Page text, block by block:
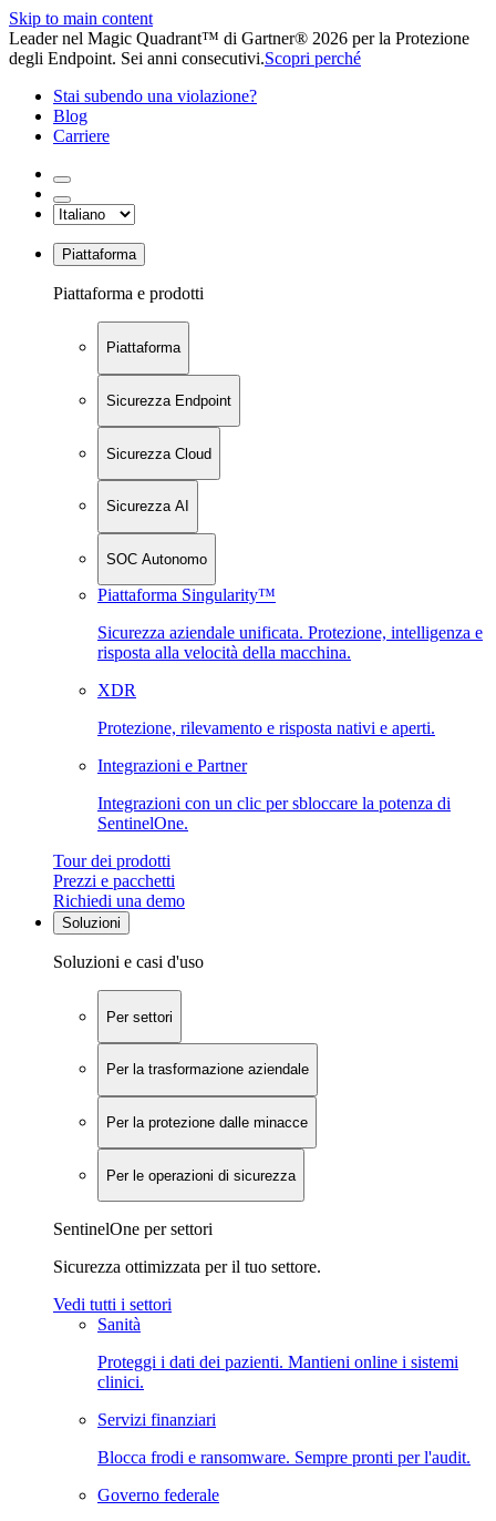
Skip to main content
Leader nel Magic Quadrant™ di Gartner® 2026 per la Protezione
degli Endpoint. Sei anni consecutivi.Scopri perché
Stai subendo una violazione?
Blog
Carriere
Piattaforma
Piattaforma e prodotti
Piattaforma
Sicurezza Endpoint
Sicurezza Cloud
Sicurezza AI
SOC Autonomo
Piattaforma Singularity™
Sicurezza aziendale unificata. Protezione, intelligenza e
risposta alla velocità della macchina.
XDR
Protezione, rilevamento e risposta nativi e aperti.
Integrazioni e Partner
Integrazioni con un clic per sbloccare la potenza di
SentinelOne.
Tour dei prodotti
Prezzi e pacchetti
Richiedi una demo
Soluzioni
Soluzioni e casi d'uso
Per settori
Per la trasformazione aziendale
Per la protezione dalle minacce
Per le operazioni di sicurezza
SentinelOne per settori
Sicurezza ottimizzata per il tuo settore.
Vedi tutti i settori
Sanità
Proteggi i dati dei pazienti. Mantieni online i sistemi
clinici.
Servizi finanziari
Blocca frodi e ransomware. Sempre pronti per l'audit.
Governo federale